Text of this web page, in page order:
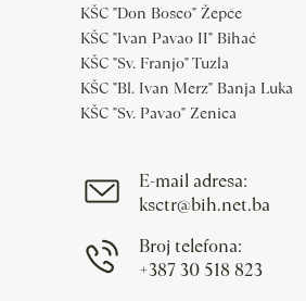
KŠC "Don Bosco" Žepče
KŠC "Ivan Pavao II" Bihać
KŠC "Sv. Franjo" Tuzla
KŠC "Bl. Ivan Merz" Banja Luka
KŠC "Sv. Pavao" Zenica
E-mail adresa:
ksctr@bih.net.ba
Broj telefona:
+387 30 518 823